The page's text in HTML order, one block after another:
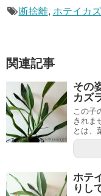
断捨離, ホテイカ
関連記事
その
カズ
この子
きれま
とは、
ホテ
りし